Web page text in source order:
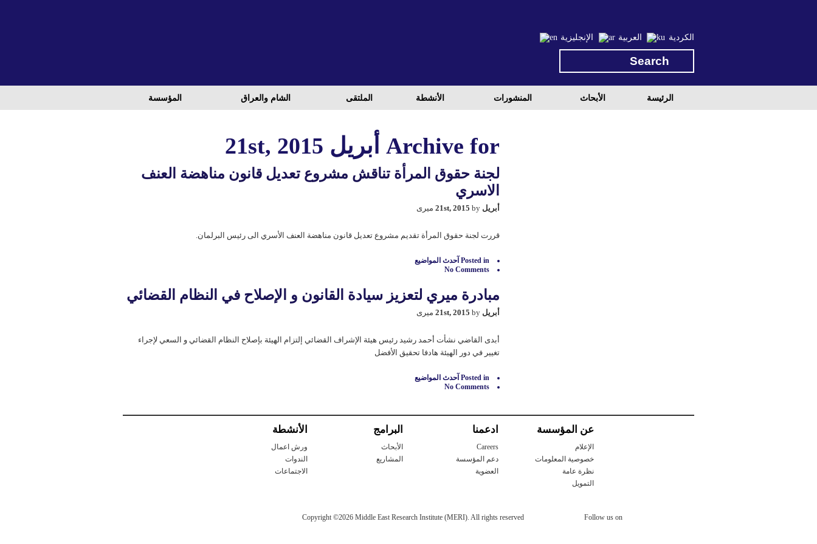
الرئيسة الأبحاث المنشورات الأنشطة الملتقی الشام والعراق المؤسسة
الإنجليزية العربية الكردية
Archive for أبريل 21st, 2015
لجنة حقوق المرأة تناقش مشروع تعديل قانون مناهضة العنف
الاسري
أبريل 21st, 2015 by میری
قررت لجنة حقوق المرأة تقديم مشروع تعديل قانون مناهضة العنف الأسري الى رئيس البرلمان.
Posted in آحدث المواضيع
No Comments
مبادرة ميري لتعزيز سيادة القانون و الإصلاح في النظام القضائي
أبريل 21st, 2015 by میری
أبدی القاضي نشأت أحمد رشيد رئيس هيئة الإشراف القضائي إلتزام الهيئة بإصلاح النظام القضائي و السعي لإجراء
تغيير في دور الهیئة هادفا تحقیق الأفضل
Posted in آحدث المواضيع
No Comments
الأنشطة
ورش اعمال
الندوات
الاجتماعات
البرامج
الأبحاث
المشاريع
ادعمنا
Careers
دعم المؤسسة
العضوية
عن المؤسسة
الإعلام
خصوصية المعلومات
نظرة عامة
التمويل
Follow us on
Copyright ©2026 Middle East Research Institute (MERI). All rights reserved